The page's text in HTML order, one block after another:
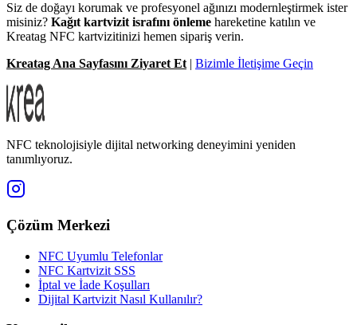
Siz de doğayı korumak ve profesyonel ağınızı modernleştirmek ister
misiniz? Kağıt kartvizit israfını önleme hareketine katılın ve
Kreatag NFC kartvizitinizi hemen sipariş verin.
Kreatag Ana Sayfasını Ziyaret Et | Bizimle İletişime Geçin
NFC teknolojisiyle dijital networking deneyimini yeniden
tanımlıyoruz.
Çözüm Merkezi
NFC Uyumlu Telefonlar
NFC Kartvizit SSS
İptal ve İade Koşulları
Dijital Kartvizit Nasıl Kullanılır?